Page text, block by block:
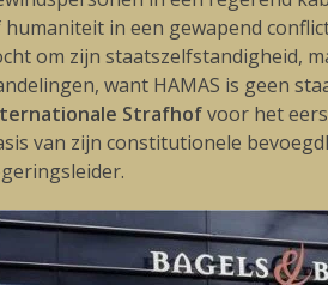
in een gewapend
om zijn staatszelfstandigheid,
want HAMAS is geen
Strafhofvoor het
van zijn constitutionele